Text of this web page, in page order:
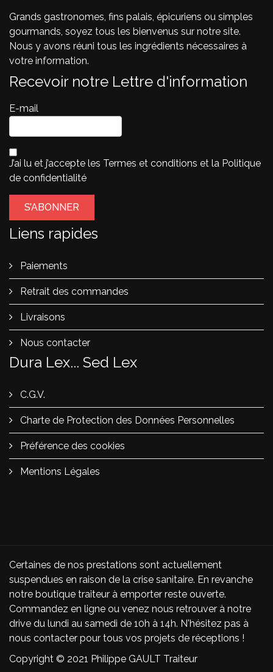
Grands gastronomes, fins palais, épicuriens ou simples
gourmands, soyez tous les bienvenus sur notre site.
Nous y avons réuni tous les ingrédients nécessaires à
votre information.
Recevoir notre Lettre d'information
E-mail
J’ai lu et j’accepte les Termes et conditions et la Politique
de confidentialité
Liens rapides
Paiements
Retrait des commandes
Livraisons
Nous contacter
Dura Lex... Sed Lex
C.G.V.
Charte de Protection des Données Personnelles
Préférence des cookies
Mentions Légales
Certaines de nos prestations sont actuellement
suspendues en raison de la crise sanitaire. En revanche
notre boutique traiteur à emporter reste ouverte.
Commandez en ligne ou venez nous retrouver à notre
drive du lundi au samedi de 10h à 14h. N'hésitez pas à
nous contacter pour tous vos projets de réceptions !
Copyright © 2021 Philippe GAULT Traiteur